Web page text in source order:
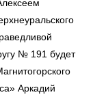
№ 191 будет
Аркадий